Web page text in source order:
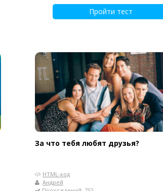
Пройти тест
За что тебя любят друзья?
HTML-код
Андрей